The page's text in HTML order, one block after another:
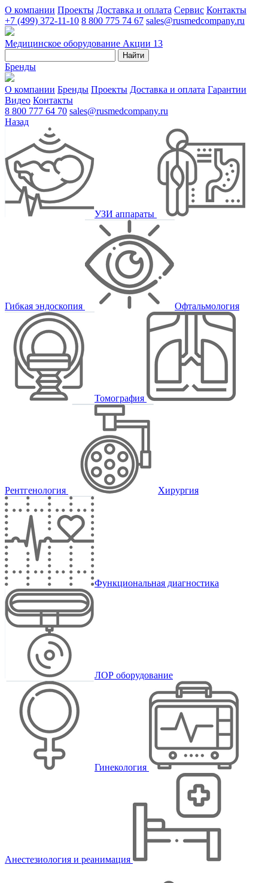
О компании Проекты Доставка и оплата Сервис Контакты
+7 (499) 372-11-10 8 800 775 74 67 sales@rusmedcompany.ru
Медицинское оборудование Акции 13
Найти
Бренды
О компании Бренды Проекты Доставка и оплата Гарантии
Видео Контакты
8 800 777 64 70 sales@rusmedcompany.ru
Назад
УЗИ аппараты
Гибкая эндоскопия Офтальмология
Томография
Рентгенология Хирургия
Функциональная диагностика
ЛОР оборудование
Гинекология
Анестезиология и реанимация